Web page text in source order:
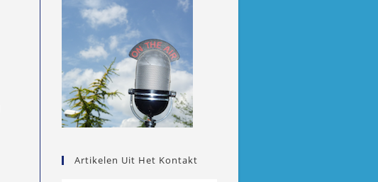
Artikelen Uit Het Kontakt